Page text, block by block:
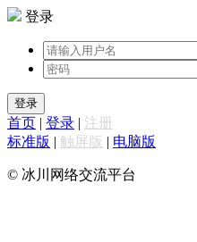
登录
登录
首页 | 登录 | 注册
标准版 | 触屏版 | 电脑版
© 冰川网络交流平台